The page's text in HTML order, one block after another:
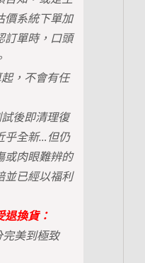
價系統下單加
訂單時，口頭
，不會有任
後即清理復
乎全新…但仍
或肉眼難辨的
並已經以福利
退換貨：
美到極致